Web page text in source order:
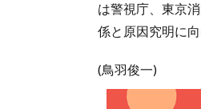
は警視庁、東京
係と原因究明に
(鳥羽俊一)